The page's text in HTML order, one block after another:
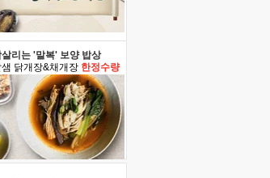
리는 '말복' 보양 밥상
샘 닭개장&채개장 한정수량